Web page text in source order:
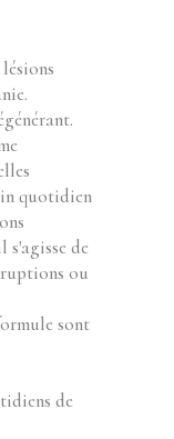
quotidien
s'agisse de
ou
sont
de